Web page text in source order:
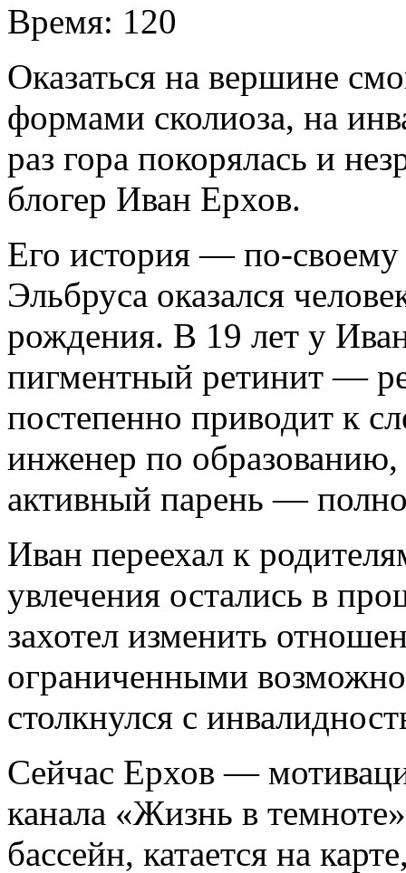
Время: 120
Оказаться на вершине
формами сколиоза, на
раз гора покорялась и
блогер Иван Ерхов.
Его история — по-
Эльбруса оказался
рождения. В 19 лет у
пигментный ретинит —
постепенно приводит к
инженер по
активный парень —
Иван переехал к
увлечения остались в
захотел изменить
ограниченными
столкнулся с
Сейчас Ерхов —
канала «Жизнь в
бассейн, катается на